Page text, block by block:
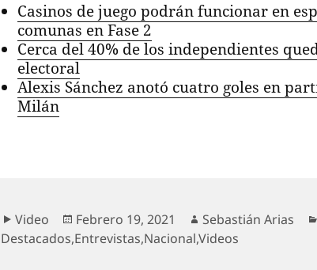
Casinos de juego podrán funcionar en
comunas en Fase 2
Cerca del 40% de los independientes
electoral
Alexis Sánchez anotó cuatro goles en
Milán
Formato
Video
Publicado
el
Febrero 19, 2021 Autor
Sebastián Arias
Destacados,Entrevistas,Nacional,Videos